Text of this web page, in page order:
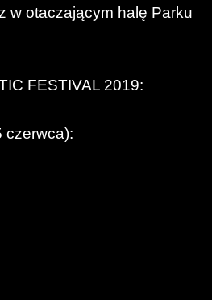
w otaczającym halę Parku
FESTIVAL 2019:
czerwca):